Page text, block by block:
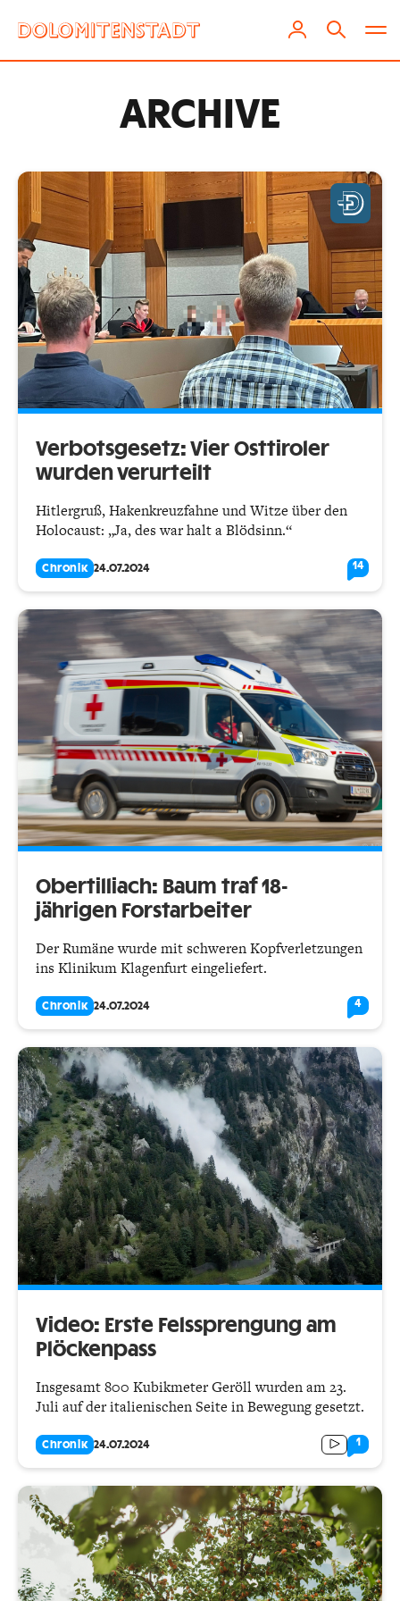
ARCHIVE
Verbotsgesetz: Vier Osttiroler
wurden verurteilt
Hitlergruß, Hakenkreuzfahne und Witze über den
Holocaust: „Ja, des war halt a Blödsinn.“
Chronik 24.07.2024 14
Obertilliach: Baum traf 18-
jährigen Forstarbeiter
Der Rumäne wurde mit schweren Kopfverletzungen
ins Klinikum Klagenfurt eingeliefert.
Chronik 24.07.2024 4
Video: Erste Felssprengung am
Plöckenpass
Insgesamt 800 Kubikmeter Geröll wurden am 23.
Juli auf der italienischen Seite in Bewegung gesetzt.
Chronik 24.07.2024 1